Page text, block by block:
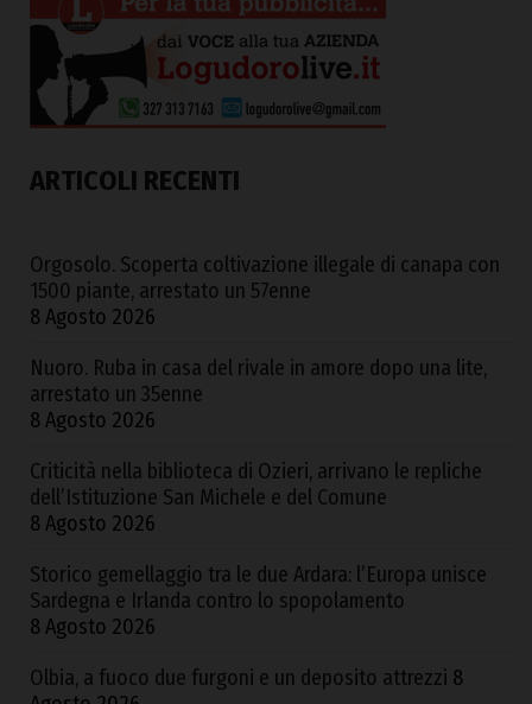
ARTICOLI RECENTI
Orgosolo. Scoperta coltivazione illegale di canapa con
1500 piante, arrestato un 57enne
8 Agosto 2026
Nuoro. Ruba in casa del rivale in amore dopo una lite,
arrestato un 35enne
8 Agosto 2026
Criticità nella biblioteca di Ozieri, arrivano le repliche
dell’Istituzione San Michele e del Comune
8 Agosto 2026
Storico gemellaggio tra le due Ardara: l’Europa unisce
Sardegna e Irlanda contro lo spopolamento
8 Agosto 2026
Olbia, a fuoco due furgoni e un deposito attrezzi 8